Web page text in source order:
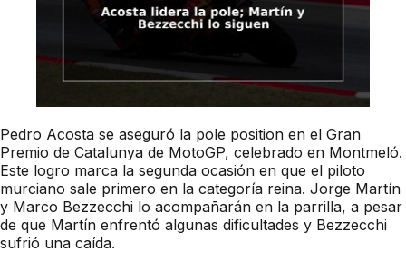
Pedro Acosta se aseguró la pole position en el Gran
Premio de Catalunya de MotoGP, celebrado en Montmeló.
Este logro marca la segunda ocasión en que el piloto
murciano sale primero en la categoría reina. Jorge Martín
y Marco Bezzecchi lo acompañarán en la parrilla, a pesar
de que Martín enfrentó algunas dificultades y Bezzecchi
sufrió una caída.